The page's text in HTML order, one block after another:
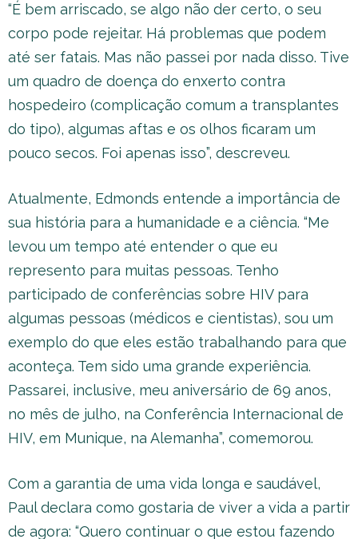
“É bem arriscado, se algo não der certo, o seu
corpo pode rejeitar. Há problemas que podem
até ser fatais. Mas não passei por nada disso. Tive
um quadro de doença do enxerto contra
hospedeiro (complicação comum a transplantes
do tipo), algumas aftas e os olhos ficaram um
pouco secos. Foi apenas isso”, descreveu.
Atualmente, Edmonds entende a importância de
sua história para a humanidade e a ciência. “Me
levou um tempo até entender o que eu
represento para muitas pessoas. Tenho
participado de conferências sobre HIV para
algumas pessoas (médicos e cientistas), sou um
exemplo do que eles estão trabalhando para que
aconteça. Tem sido uma grande experiência.
Passarei, inclusive, meu aniversário de 69 anos,
no mês de julho, na Conferência Internacional de
HIV, em Munique, na Alemanha”, comemorou.
Com a garantia de uma vida longa e saudável,
Paul declara como gostaria de viver a vida a partir
de agora: “Quero continuar o que estou fazendo